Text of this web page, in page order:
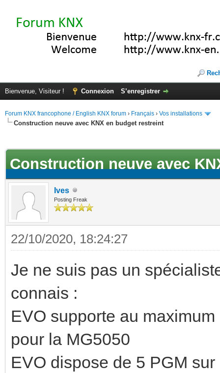
Bienvenue, Visiteur ! Connexion S’enregistrer
Forum KNX francophone / English KNX forum › Français › Vos installations
Construction neuve avec KNX en budget restreint
Construction neuve avec
Ives
Posting Freak
22/10/2020, 18:24:27
Je ne suis pas un
connais :
EVO supporte au
pour la MG5050
EVO dispose de 5 PGM